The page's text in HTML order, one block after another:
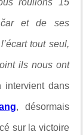
et de ses
tout seul,
ils nous ont
intervient dans
, désormais
sur la victoire